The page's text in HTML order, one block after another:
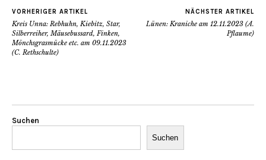
VORHERIGER ARTIKEL
Kreis Unna: Rebhuhn, Kiebitz, Star,
Silberreiher, Mäusebussard, Finken,
Mönchsgrasmücke etc. am 09.11.2023
(C. Rethschulte)
NÄCHSTER ARTIKEL
Lünen: Kraniche am 12.11.2023 (A.
Pflaume)
Suchen
Suchen